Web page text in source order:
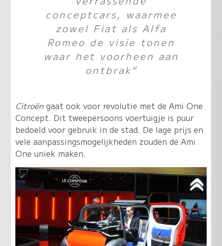
conceptcars, waarmee
zowel Fiat als Alfa
Romeo de visie tonen
waar het voorheen aan
ontbrak“
Citroëngaat ook voor revolutie met de Ami One
Concept. Dit tweepersoons voertuigje is puur
bedoeld voor gebruik in de stad. De lage prijs en
vele aanpassingsmogelijkheden zouden de Ami
One uniek maken.